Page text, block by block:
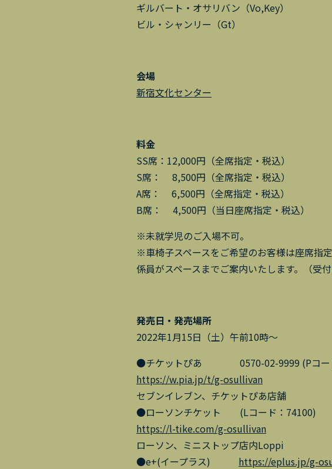
ギルバート・オサリバン（Vo,Key）
ビル・シャンリー（Gt）
会場
新宿文化センター
料金
SS席：12,000円（全席指定・税込）
S席： 8,500円（全席指定・税込）
A席： 6,500円（全席指定・税込）
B席： 4,500円（当日座席指定・税込）
※未就学児のご入場不可。
※車椅子スペースをご希望のお客様は座席指
係員がスペースまでご案内いたします。（受付
発売日・発売場所
2022年1月15日（土）午前10時～
●チケットぴあ 0570-02-9999 (Pコー
https://w.pia.jp/t/g-osullivan
セブンイレブン、チケットぴあ店舗
●ローソンチケット (Lコード：74100)
https://l-tike.com/g-osullivan
ローソン、ミニストップ店内Loppi
●e+(イープラス) https://eplus.jp/g-